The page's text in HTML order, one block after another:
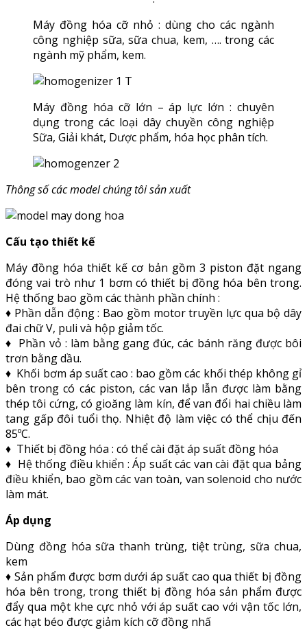
Máy đồng hóa cỡ nhỏ : dùng cho các ngành
công nghiệp sữa, sữa chua, kem, …. trong các
ngành mỹ phẩm, kem.
Máy đồng hóa cỡ lớn – áp lực lớn : chuyên
dụng trong các loại dây chuyền công nghiệp
Sữa, Giải khát, Dược phẩm, hóa học phân tích.
Thông số các model chúng tôi sản xuất
Cấu tạo thiết kế
Máy đồng hóa thiết kế cơ bản gồm 3 piston đặt ngang
đóng vai trò như 1 bơm có thiết bị đồng hóa bên trong.
Hệ thống bao gồm các thành phần chính :
♦ Phần dẫn động : Bao gồm motor truyền lực qua bộ dây
đai chữ V, puli và hộp giảm tốc.
♦ Phần vỏ : làm bằng gang đúc, các bánh răng được bôi
trơn bằng dầu.
♦ Khối bơm áp suất cao : bao gồm các khối thép không gỉ
bên trong có các piston, các van lắp lẫn được làm bằng
thép tôi cứng, có gioăng làm kín, để van đổi hai chiều làm
tang gấp đôi tuổi thọ. Nhiệt độ làm việc có thể chịu đến
85ºC.
♦ Thiết bị đồng hóa : có thể cài đặt áp suất đồng hóa
♦ Hệ thống điều khiển : Áp suất các van cài đặt qua bảng
điều khiển, bao gồm các van toàn, van solenoid cho nước
làm mát.
Áp dụng
Dùng đồng hóa sữa thanh trùng, tiệt trùng, sữa chua,
kem
♦ Sản phẩm được bơm dưới áp suất cao qua thiết bị đồng
hóa bên trong, trong thiết bị đồng hóa sản phẩm được
đẩy qua một khe cực nhỏ với áp suất cao với vận tốc lớn,
các hạt béo được giảm kích cỡ đồng nhấ